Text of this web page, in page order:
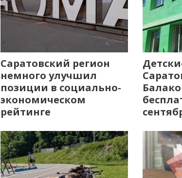
Саратовский регион
немного улучшил
позиции в социально-
экономическом
рейтинге